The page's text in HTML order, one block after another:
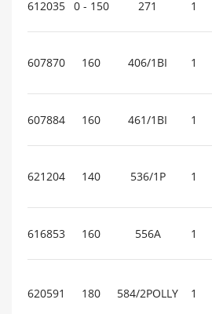
612035 0 - 150 271 1
607870 160 406/1BI 1
607884 160 461/1BI 1
621204 140 536/1P 1
616853 160 556A 1
620591 180 584/2POLLY 1